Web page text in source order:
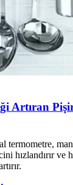
Artıran
termometre,
hızlandırır ve